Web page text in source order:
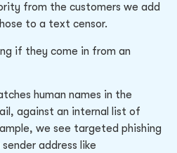
from the customers we add
to a text censor.
if they come in from an
human names in the
against an internal list of
we see targeted phishing
address like